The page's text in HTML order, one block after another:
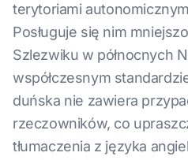
terytoriami
Posługuje się nim
Szlezwiku w północnych
współczesnym
duńska nie zawiera
rzeczowników, co
tłumaczenia z języka